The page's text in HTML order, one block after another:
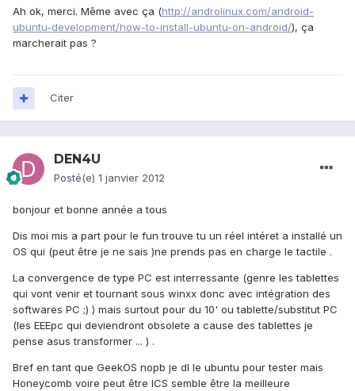
Ah ok, merci. Même avec ça (http://androlinux.com/android-
ubuntu-development/how-to-install-ubuntu-on-android/), ça
marcherait pas ?
Citer
DEN4U
Posté(e) 1 janvier 2012
bonjour et bonne année a tous
Dis moi mis a part pour le fun trouve tu un réel intéret a installé un
OS qui (peut être je ne sais )ne prends pas en charge le tactile .
La convergence de type PC est interressante (genre les tablettes
qui vont venir et tournant sous winxx donc avec intégration des
softwares PC ;) ) mais surtout pour du 10' ou tablette/substitut PC
(les EEEpc qui deviendront obsolete a cause des tablettes je
pense asus transformer ... ) .
Bref en tant que GeekOS nopb je dl le ubuntu pour tester mais
Honeycomb voire peut être ICS semble être la meilleure